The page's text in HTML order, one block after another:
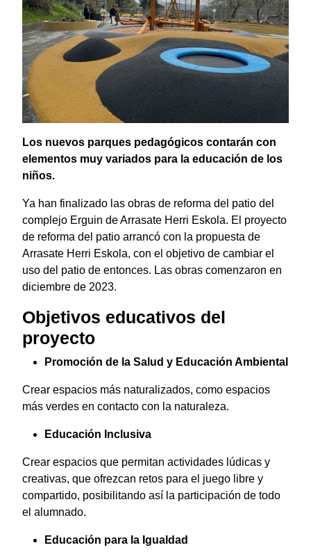
Los nuevos parques pedagógicos contarán con
elementos muy variados para la educación de los
niños.
Ya han finalizado las obras de reforma del patio del
complejo Erguin de Arrasate Herri Eskola. El proyecto
de reforma del patio arrancó con la propuesta de
Arrasate Herri Eskola, con el objetivo de cambiar el
uso del patio de entonces. Las obras comenzaron en
diciembre de 2023.
Objetivos educativos del
proyecto
Promoción de la Salud y Educación Ambiental
Crear espacios más naturalizados, como espacios
más verdes en contacto con la naturaleza.
Educación Inclusiva
Crear espacios que permitan actividades lúdicas y
creativas, que ofrezcan retos para el juego libre y
compartido, posibilitando así la participación de todo
el alumnado.
Educación para la Igualdad